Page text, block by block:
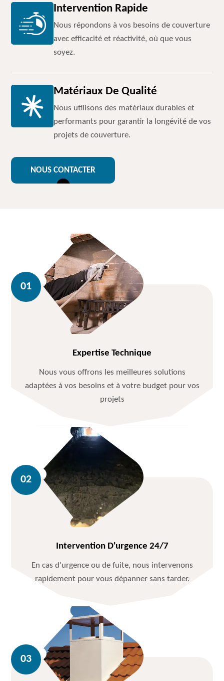
Intervention Rapide
Nous répondons à vos besoins de couverture
avec efficacité et réactivité, où que vous
soyez.
Matériaux De Qualité
Nous utilisons des matériaux durables et
performants pour garantir la longévité de vos
projets de couverture.
NOUS CONTACTER
Expertise Technique
Nous vous offrons les meilleures solutions
adaptées à vos besoins et à votre budget pour vos
projets
Intervention D'urgence 24/7
En cas d'urgence ou de fuite, nous intervenons
rapidement pour vous dépanner sans tarder.